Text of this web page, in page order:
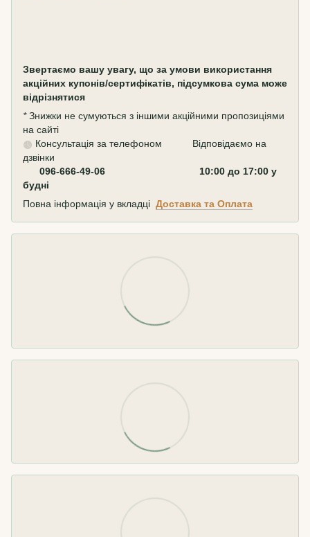
Звертаємо вашу увагу, що за умови використання
акційних купонів/сертифікатів, підсумкова сума може
відрізнятися
*Знижки не сумуються з іншими акційними пропозиціями
на сайті
Консультація за телефоном Відповідаємо на
дзвінки
096-666-49-06 10:00 до 17:00 у
будні
Повна інформація у вкладці Доставка та Оплата